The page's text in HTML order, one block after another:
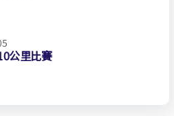
公里比賽